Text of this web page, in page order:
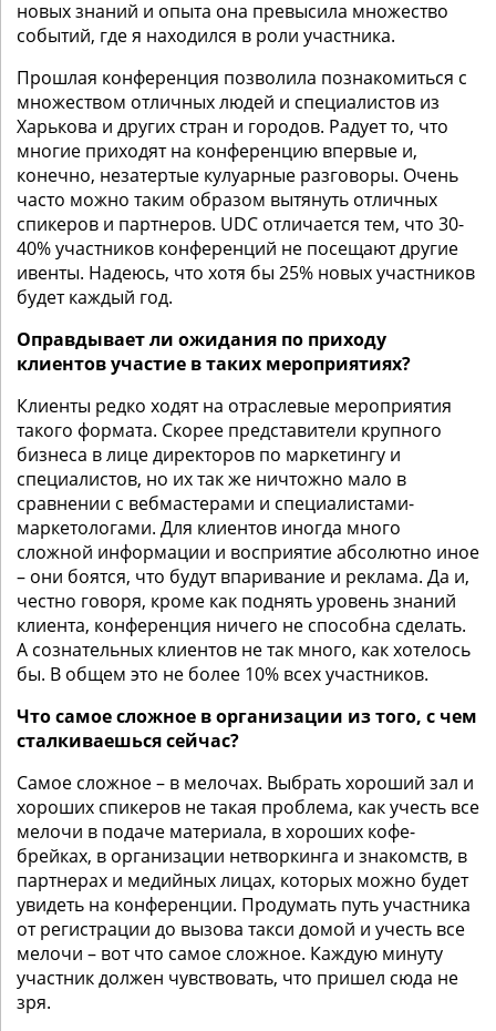
новых знаний и опыта она превысила множество
событий, где я находился в роли участника.
Прошлая конференция позволила познакомиться с
множеством отличных людей и специалистов из
Харькова и других стран и городов. Радует то, что
многие приходят на конференцию впервые и,
конечно, незатертые кулуарные разговоры. Очень
часто можно таким образом вытянуть отличных
спикеров и партнеров. UDC отличается тем, что 30-
40% участников конференций не посещают другие
ивенты. Надеюсь, что хотя бы 25% новых участников
будет каждый год.
Оправдывает ли ожидания по приходу
клиентов участие в таких мероприятиях?
Клиенты редко ходят на отраслевые мероприятия
такого формата. Скорее представители крупного
бизнеса в лице директоров по маркетингу и
специалистов, но их так же ничтожно мало в
сравнении с вебмастерами и специалистами-
маркетологами. Для клиентов иногда много
сложной информации и восприятие абсолютно иное
– они боятся, что будут впаривание и реклама. Да и,
честно говоря, кроме как поднять уровень знаний
клиента, конференция ничего не способна сделать.
А сознательных клиентов не так много, как хотелось
бы. В общем это не более 10% всех участников.
Что самое сложное в организации из того, с чем
сталкиваешься сейчас?
Самое сложное – в мелочах. Выбрать хороший зал и
хороших спикеров не такая проблема, как учесть все
мелочи в подаче материала, в хороших кофе-
брейках, в организации нетворкинга и знакомств, в
партнерах и медийных лицах, которых можно будет
увидеть на конференции. Продумать путь участника
от регистрации до вызова такси домой и учесть все
мелочи – вот что самое сложное. Каждую минуту
участник должен чувствовать, что пришел сюда не
зря.